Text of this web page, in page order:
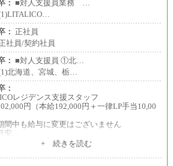
： ■対人支援員業務 …
： 正社員
社員/契約社員
： ■対人支援員 ①北…
北海道、宮城、栃…
：
レジデンス支援スタッフ
円（本給192,000円＋一律LP手当10,00
間中も給与に変更はございません
安
により変動
+ 続きを読む